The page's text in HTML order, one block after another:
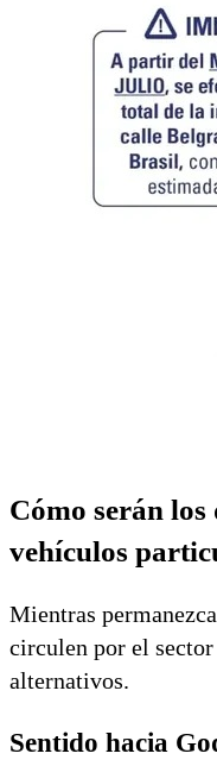
Cómo serán los
vehículos
Mientras
circulen por el
alternativos.
Sentido hacia